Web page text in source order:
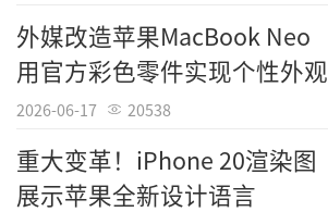
Tags：特努斯
外媒改造苹果MacBook Neo
用官方彩色零件实现个性外观
2026-06-17 20538
重大变革！iPhone 20渲染图
展示苹果全新设计语言